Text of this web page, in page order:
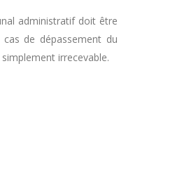
administratif doit être
de dépassement du
irrecevable.